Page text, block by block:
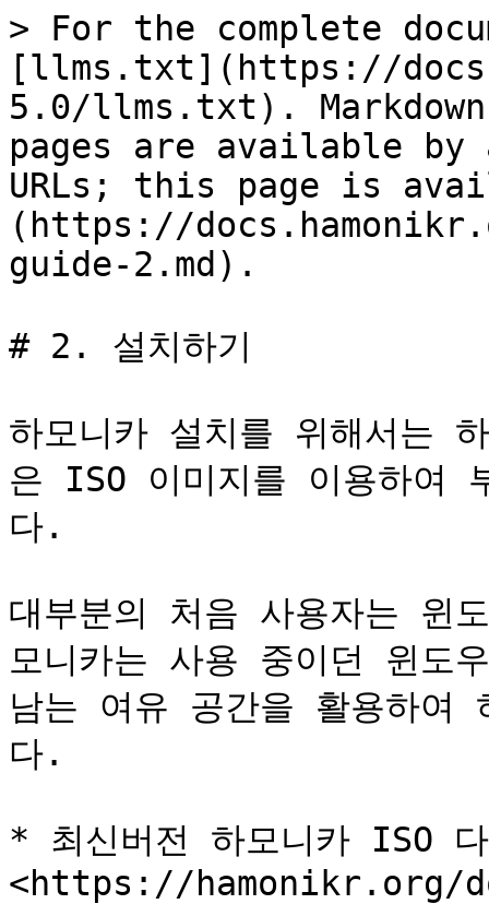
> For the complete
[llms.txt](https://
5.0/llms.txt).
pages are available by
URLs; this page is
(https://
guide-2.md).
# 2. 설치하기
하모니카 설치를 위해서는
은 ISO 이미지를 이용하여
다.
대부분의 처음 사용자는 윈
모니카는 사용 중이던 윈도
남는 여유 공간을 활용하여
다.
* 최신버전 하모니카 ISO
<https://hamonikr.org/